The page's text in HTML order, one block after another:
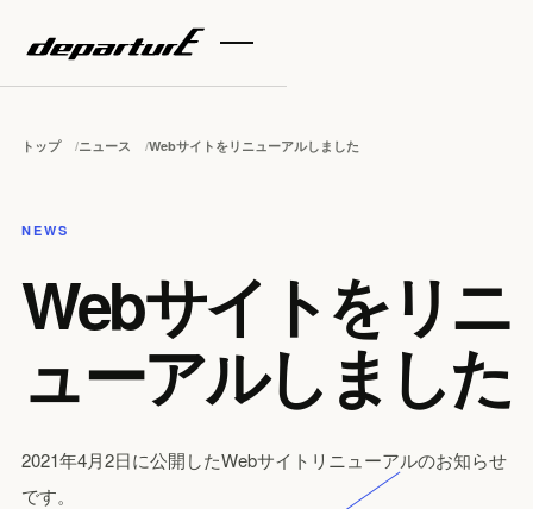
トップ ニュース Webサイトをリニューアルしました
NEWS
Webサイトをリニ
ューアルしました
2021年4月2日に公開したWebサイトリニューアルのお知らせ
です。